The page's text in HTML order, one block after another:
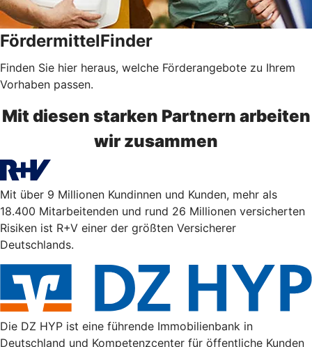
FördermittelFinder
Finden Sie hier heraus, welche Förderangebote zu Ihrem
Vorhaben passen.
Mit diesen starken Partnern arbeiten
wir zusammen
Mit über 9 Millionen Kundinnen und Kunden, mehr als
18.400 Mitarbeitenden und rund 26 Millionen versicherten
Risiken ist R+V einer der größten Versicherer
Deutschlands.
Die DZ HYP ist eine führende Immobilienbank in
Deutschland und Kompetenzcenter für öffentliche Kunden